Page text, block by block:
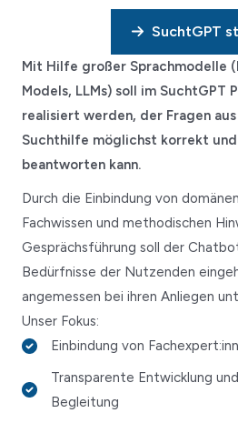
SuchtGPT
Mit Hilfe großer Sprachmodelle
Models, LLMs) soll im SuchtGPT
realisiert werden, der Fragen
Suchthilfe möglichst korrekt
beantworten kann.
Durch die Einbindung von
Fachwissen und methodischen
Gesprächsführung soll der
Bedürfnisse der Nutzenden
angemessen bei ihren Anliegen
Unser Fokus:
Einbindung von
Transparente Entwicklung
Begleitung